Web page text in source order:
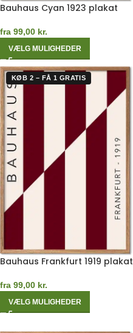
Bauhaus Cyan 1923 plakat
fra 99,00 kr.
VÆLG MULIGHEDER
KØB 2 – FÅ 1 GRATIS
Bauhaus Frankfurt 1919 plakat
fra 99,00 kr.
VÆLG MULIGHEDER